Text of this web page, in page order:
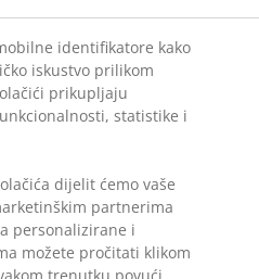
identifikatore kako
iskustvo prilikom
prikupljaju
statistike i
dijelit ćemo vaše
partnerima
personalizirane i
možete pročitati klikom